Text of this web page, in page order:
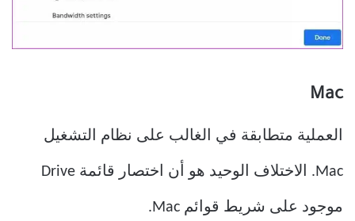
Mac
العملية متطابقة في الغالب على نظام التشغيل
Mac. الاختلاف الوحيد هو أن اختصار قائمة Drive
موجود على شريط قوائم Mac.